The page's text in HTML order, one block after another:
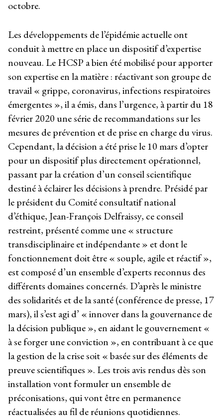
octobre.
Les développements de l’épidémie actuelle ont
conduit à mettre en place un dispositif d’expertise
nouveau. Le HCSP a bien été mobilisé pour apporter
son expertise en la matière : réactivant son groupe de
travail « grippe, coronavirus, infections respiratoires
émergentes », il a émis, dans l’urgence, à partir du 18
février 2020 une série de recommandations sur les
mesures de prévention et de prise en charge du virus.
Cependant, la décision a été prise le 10 mars d’opter
pour un dispositif plus directement opérationnel,
passant par la création d’un conseil scientifique
destiné à éclairer les décisions à prendre. Présidé par
le président du Comité consultatif national
d’éthique, Jean-François Delfraissy, ce conseil
restreint, présenté comme une « structure
transdisciplinaire et indépendante » et dont le
fonctionnement doit être « souple, agile et réactif »,
est composé d’un ensemble d’experts reconnus des
différents domaines concernés. D’après le ministre
des solidarités et de la santé (conférence de presse, 17
mars), il s’est agi d’ « innover dans la gouvernance de
la décision publique », en aidant le gouvernement «
à se forger une conviction », en contribuant à ce que
la gestion de la crise soit « basée sur des éléments de
preuve scientifiques ». Les trois avis rendus dès son
installation vont formuler un ensemble de
préconisations, qui vont être en permanence
réactualisées au fil de réunions quotidiennes.